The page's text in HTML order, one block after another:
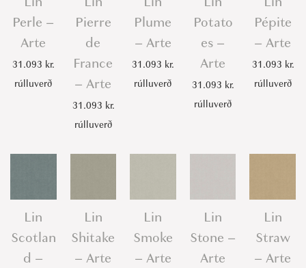
Perle –
Arte
31.093 kr.
rúlluverð
Pierre
de
France
– Arte
31.093 kr.
rúlluverð
Plume
– Arte
31.093 kr.
rúlluverð
Potato
es –
Arte
31.093 kr.
rúlluverð
Pépite
– Arte
31.093 kr.
rúlluverð
Lin
Scotlan
d –
Lin
Shitake
– Arte
Lin
Smoke
– Arte
Lin
Stone –
Arte
Lin
Straw
– Arte